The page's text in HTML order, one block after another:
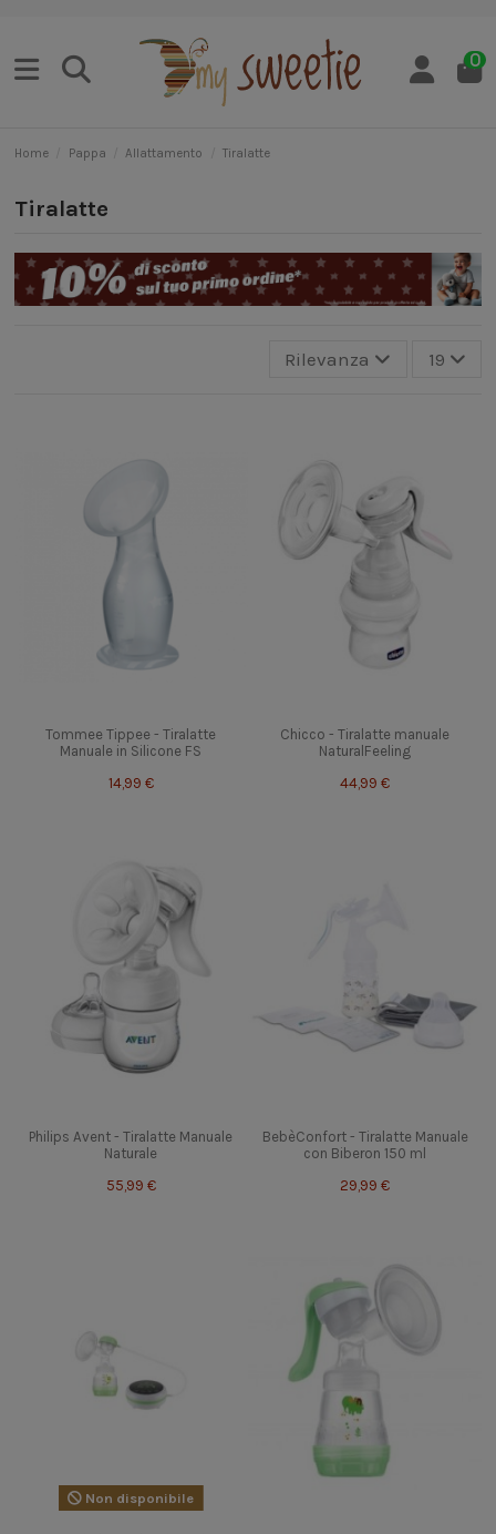
0
Home Pappa Allattamento Tiralatte
Tiralatte
Rilevanza 19
Tommee Tippee - Tiralatte
Manuale in Silicone FS
14,99 €
Chicco - Tiralatte manuale
NaturalFeeling
44,99 €
Philips Avent - Tiralatte Manuale
Naturale
55,99 €
BebèConfort - Tiralatte Manuale
con Biberon 150 ml
29,99 €
Non disponibile